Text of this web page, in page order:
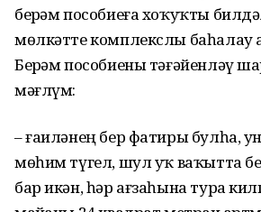
берҙәм пособиеға хоҡуҡты
мөлкәтте комплекслы баһалау
Берҙәм пособиены тәғәйенләү
мәғлүм:
– ғаиләнең бер фатиры булһа,
мөһим түгел, шул уҡ ваҡытта
бар икән, һәр ағзаһына тура